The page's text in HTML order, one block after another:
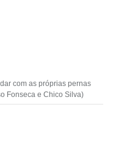
com as próprias pernas
Fonseca e Chico Silva)